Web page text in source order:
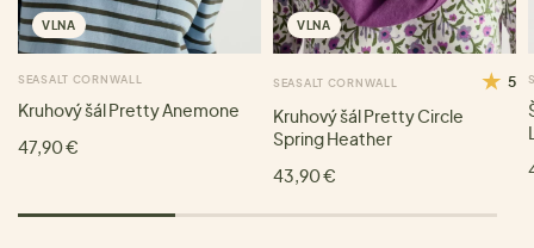
VLNA
SEASALT CORNWALL
Kruhový šál Pretty Anemone
47,90 €
VLNA
SEASALT CORNWALL 5
Kruhový šál Pretty Circle
Spring Heather
43,90 €